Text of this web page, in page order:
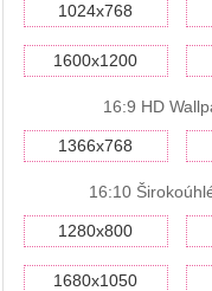
1024x768
1600x1200
16:9 HD
1366x768
16:10
1280x800
1680x1050